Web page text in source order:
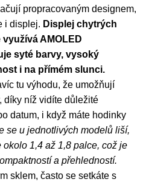
propracovaným designem,
i displej. Displej chytrých
AMOLED
syté barvy, vysoký
i na přímém slunci.
tu výhodu, že umožňují
díky níž vidíte důležité
datum, i když máte hodinky
se u jednotlivých modelů liší,
1,4 až 1,8 palce, což je
a přehledností.
sklem, často se setkáte s